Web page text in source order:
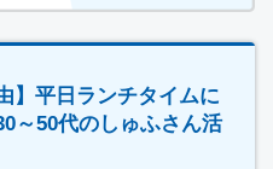
】平日ランチタイムに
～50代のしゅふさん活